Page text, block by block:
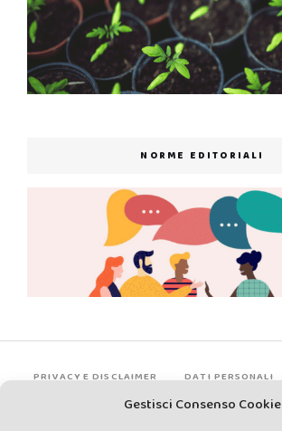
Gestisci Consenso Cookie
NORME EDITORIALI
PRIVACY E DISCLAIMER DATI PERSONALI